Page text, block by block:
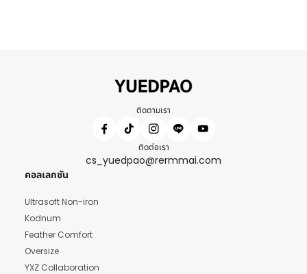
ติดตามเรา
ติดต่อเรา
cs_yuedpao@rermmai.com
คอลเลกชัน
Ultrasoft Non-iron
Kodnum
Feather Comfort
Oversize
YXZ Collaboration